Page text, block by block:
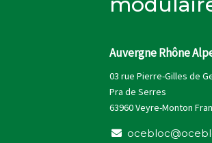
Auvergne Rhône
03 rue Pierre-Gilles de
Pra de Serres
63960 Veyre-Monton
ocebloc@ocebl